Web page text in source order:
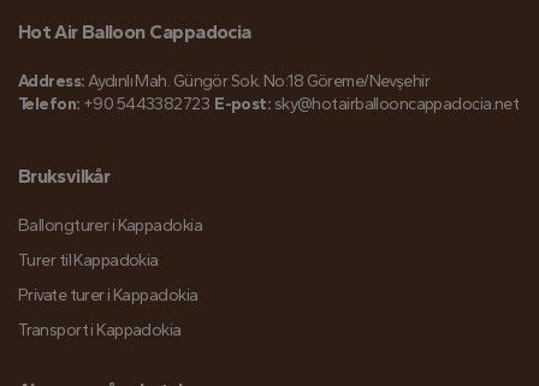
Hot Air Balloon Cappadocia
Address:Aydınlı Mah. Güngör Sok. No:18 Göreme/Nevşehir
Telefon: +90 5443382723 E-post: sky@hotairballooncappadocia.net
Bruksvilkår
Ballongturer i Kappadokia
Turer til Kappadokia
Private turer i Kappadokia
Transport i Kappadokia